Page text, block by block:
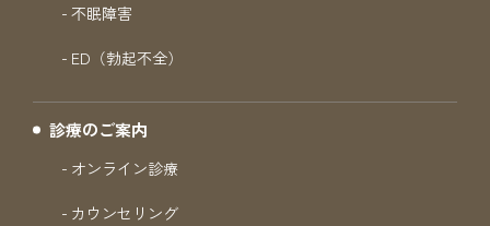
不眠障害
ED（勃起不全）
診療のご案内
オンライン診療
カウンセリング